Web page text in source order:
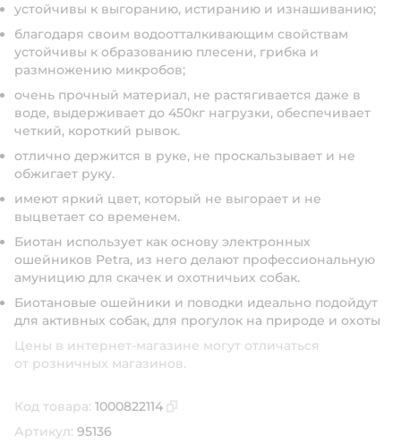
устойчивы к выгоранию, истиранию и изнашиванию;
благодаря своим водоотталкивающим свойствам
устойчивы к образованию плесени, грибка и
размножению микробов;
очень прочный материал, не растягивается даже в
воде, выдерживает до 450кг нагрузки, обеспечивает
четкий, короткий рывок.
отлично держится в руке, не проскальзывает и не
обжигает руку.
имеют яркий цвет, который не выгорает и не
выцветает со временем.
Биотан использует как основу электронных
ошейников Petra, из него делают профессиональную
амуницию для скачек и охотничьих собак.
Биотановые ошейники и поводки идеально подойдут
для активных собак, для прогулок на природе и охоты
Цены в интернет-магазине могут отличаться
от розничных магазинов.
Код товара: 1000822114
Артикул: 95136